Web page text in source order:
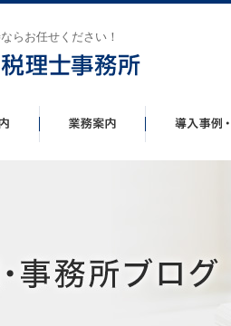
らお任せください！